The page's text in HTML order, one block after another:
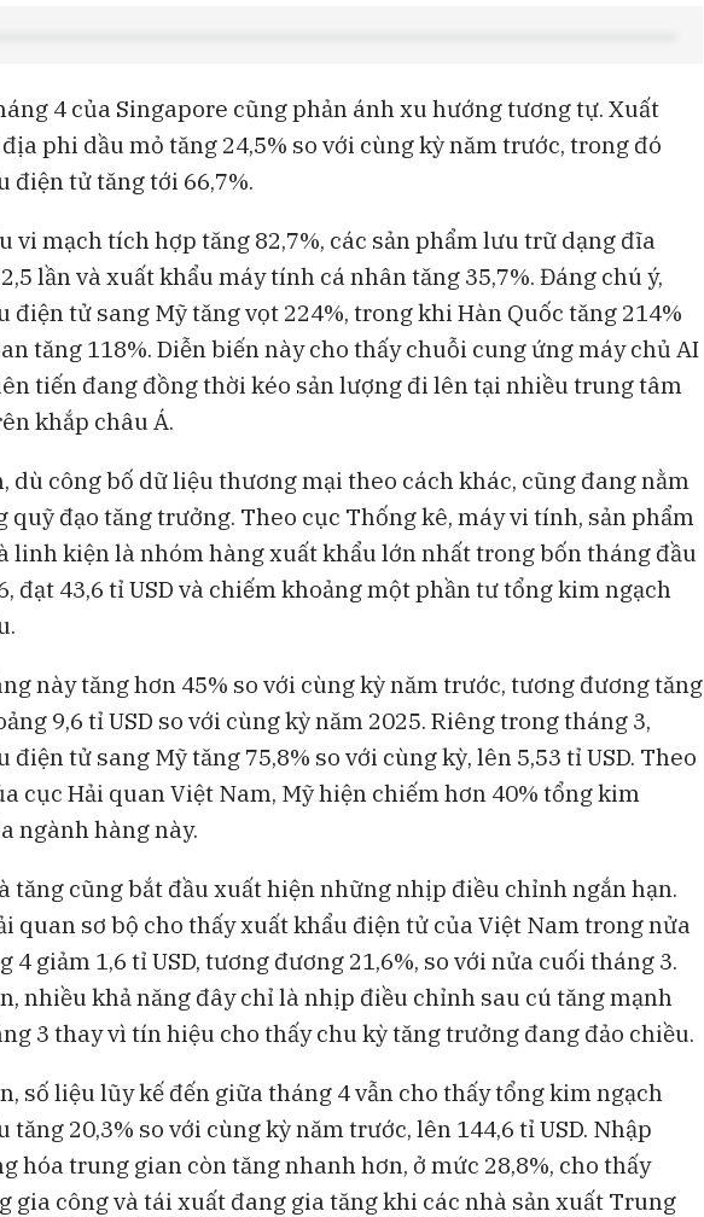
4 của Singapore cũng phản ánh xu hướng tương tự. Xuất
phi dầu mỏ tăng 24,5% so với cùng kỳ năm trước, trong đó
điện tử tăng tới 66,7%.
vi mạch tích hợp tăng 82,7%, các sản phẩm lưu trữ dạng đĩa
lần và xuất khẩu máy tính cá nhân tăng 35,7%. Đáng chú ý,
điện tử sang Mỹ tăng vọt 224%, trong khi Hàn Quốc tăng 214%
tăng 118%. Diễn biến này cho thấy chuỗi cung ứng máy chủ AI
tiến đang đồng thời kéo sản lượng đi lên tại nhiều trung tâm
khắp châu Á.
dù công bố dữ liệu thương mại theo cách khác, cũng đang nằm
quỹ đạo tăng trưởng. Theo cục Thống kê, máy vi tính, sản phẩm
linh kiện là nhóm hàng xuất khẩu lớn nhất trong bốn tháng đầu
đạt 43,6 tỉ USD và chiếm khoảng một phần tư tổng kim ngạch
này tăng hơn 45% so với cùng kỳ năm trước, tương đương tăng
9,6 tỉ USD so với cùng kỳ năm 2025. Riêng trong tháng 3,
điện tử sang Mỹ tăng 75,8% so với cùng kỳ, lên 5,53 tỉ USD. Theo
cục Hải quan Việt Nam, Mỹ hiện chiếm hơn 40% tổng kim
ngành hàng này.
tăng cũng bắt đầu xuất hiện những nhịp điều chỉnh ngắn hạn.
quan sơ bộ cho thấy xuất khẩu điện tử của Việt Nam trong nửa
4 giảm 1,6 tỉ USD, tương đương 21,6%, so với nửa cuối tháng 3.
nhiều khả năng đây chỉ là nhịp điều chỉnh sau cú tăng mạnh
3 thay vì tín hiệu cho thấy chu kỳ tăng trưởng đang đảo chiều.
số liệu lũy kế đến giữa tháng 4 vẫn cho thấy tổng kim ngạch
tăng 20,3% so với cùng kỳ năm trước, lên 144,6 tỉ USD. Nhập
hóa trung gian còn tăng nhanh hơn, ở mức 28,8%, cho thấy
gia công và tái xuất đang gia tăng khi các nhà sản xuất Trung